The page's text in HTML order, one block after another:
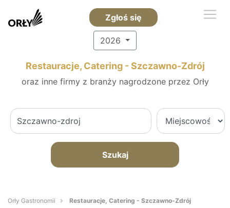
Zgłoś się
2026
Restauracje, Catering - Szczawno-Zdrój
oraz inne firmy z branży nagrodzone przez Orły
Szukaj
Orły Gastronomii Restauracje, Catering - Szczawno-Zdrój